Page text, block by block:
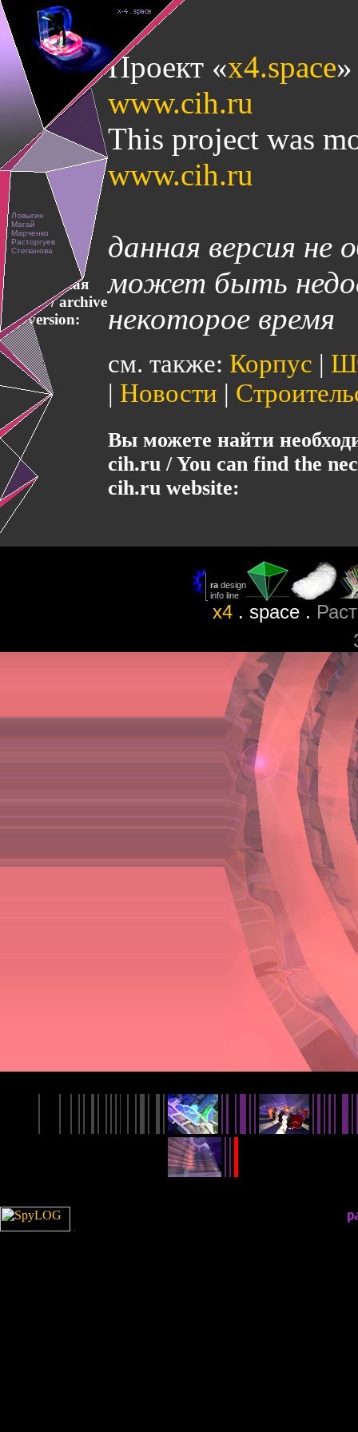
Архивная
версия / archive
version:
Проект «x4.space
www.cih.ru
This project was
www.cih.ru
данная версия не
может быть
некоторое время
см. также: Корпус |
| Новости |
Вы можете найти
cih.ru / You can find the
cih.ru website:
x4 . space .